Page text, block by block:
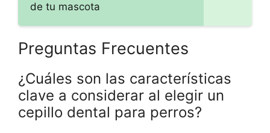
de tu mascota
Preguntas Frecuentes
¿Cuáles son las características
clave a considerar al elegir un
cepillo dental para perros?